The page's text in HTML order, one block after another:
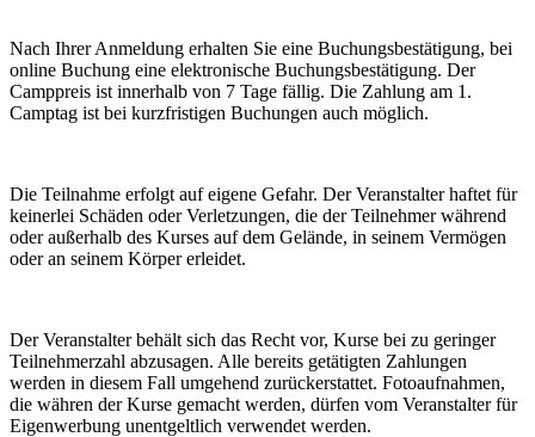
Nach Ihrer Anmeldung erhalten Sie eine Buchungsbestätigung, bei
online Buchung eine elektronische Buchungsbestätigung. Der
Camppreis ist innerhalb von 7 Tage fällig. Die Zahlung am 1.
Camptag ist bei kurzfristigen Buchungen auch möglich.
Die Teilnahme erfolgt auf eigene Gefahr. Der Veranstalter haftet für
keinerlei Schäden oder Verletzungen, die der Teilnehmer während
oder außerhalb des Kurses auf dem Gelände, in seinem Vermögen
oder an seinem Körper erleidet.
Der Veranstalter behält sich das Recht vor, Kurse bei zu geringer
Teilnehmerzahl abzusagen. Alle bereits getätigten Zahlungen
werden in diesem Fall umgehend zurückerstattet. Fotoaufnahmen,
die währen der Kurse gemacht werden, dürfen vom Veranstalter für
Eigenwerbung unentgeltlich verwendet werden.